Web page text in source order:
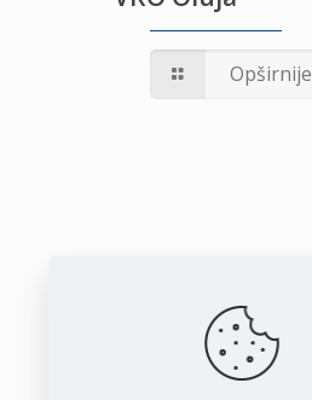
Opširnije